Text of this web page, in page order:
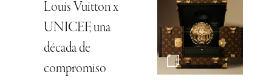
Louis Vuitton x
UNICEF, una
década de
compromiso